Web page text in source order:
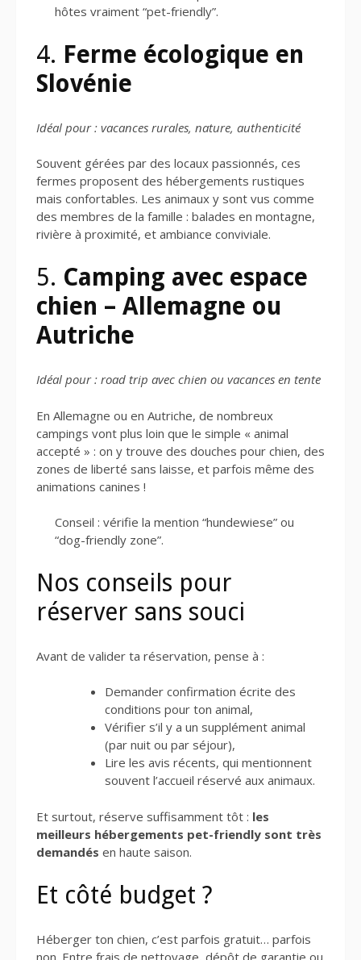
hôtes vraiment “pet-friendly”.
4. Ferme écologique en
Slovénie
Idéal pour : vacances rurales, nature, authenticité
Souvent gérées par des locaux passionnés, ces
fermes proposent des hébergements rustiques
mais confortables. Les animaux y sont vus comme
des membres de la famille : balades en montagne,
rivière à proximité, et ambiance conviviale.
5. Camping avec espace
chien – Allemagne ou
Autriche
Idéal pour : road trip avec chien ou vacances en tente
En Allemagne ou en Autriche, de nombreux
campings vont plus loin que le simple « animal
accepté » : on y trouve des douches pour chien, des
zones de liberté sans laisse, et parfois même des
animations canines !
Conseil : vérifie la mention “hundewiese” ou
“dog-friendly zone”.
Nos conseils pour
réserver sans souci
Avant de valider ta réservation, pense à :
Demander confirmation écrite des
conditions pour ton animal,
Vérifier s’il y a un supplément animal
(par nuit ou par séjour),
Lire les avis récents, qui mentionnent
souvent l’accueil réservé aux animaux.
Et surtout, réserve suffisamment tôt : les
meilleurs hébergements pet-friendly sont très
demandés en haute saison.
Et côté budget ?
Héberger ton chien, c’est parfois gratuit… parfois
non. Entre frais de nettoyage, dépôt de garantie ou